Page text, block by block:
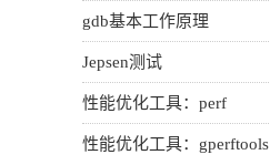
gdb基本工作原理
Jepsen测试
性能优化工具：perf
性能优化工具：gperftools